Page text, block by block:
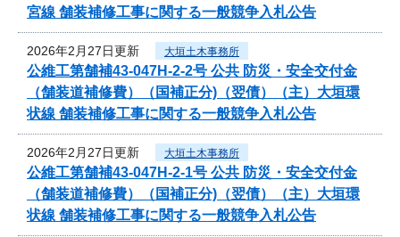
宮線 舗装補修工事に関する一般競争入札公告
2026年2月27日更新 大垣土木事務所
公維工第舗補43-047H-2-2号 公共 防災・安全交付金
（舗装道補修費）（国補正分)（翌債）（主）大垣環
状線 舗装補修工事に関する一般競争入札公告
2026年2月27日更新 大垣土木事務所
公維工第舗補43-047H-2-1号 公共 防災・安全交付金
（舗装道補修費）（国補正分)（翌債）（主）大垣環
状線 舗装補修工事に関する一般競争入札公告